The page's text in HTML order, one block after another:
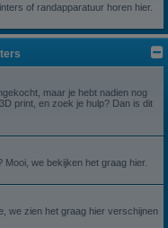
of randapparatuur horen hier.
maar je hebt nadien nog
print, en zoek je hulp? Dan is dit
Mooi, we bekijken het graag hier.
we zien het graag hier verschijnen